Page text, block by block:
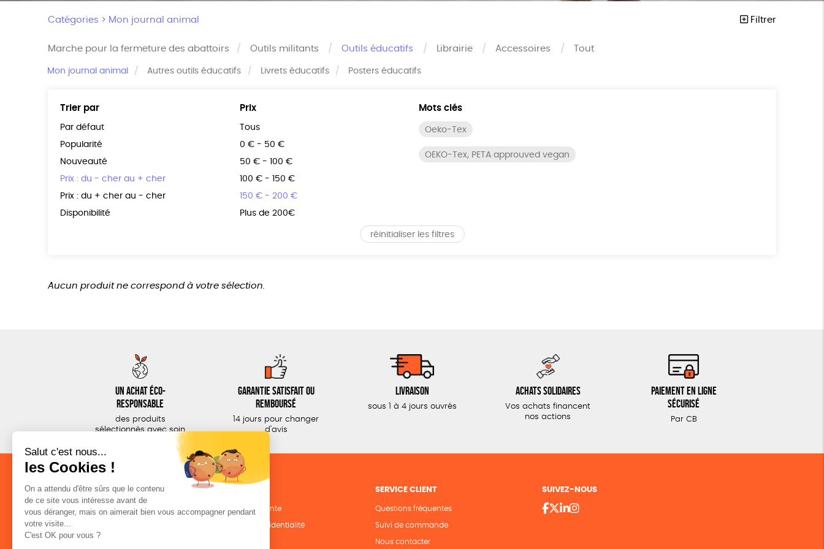
Catégories > Mon journal animal Filtrer
Marche pour la fermeture des abattoirs Outils militants Outils éducatifs
Mon journal animal Autres outils éducatifs Livrets éducatifs Posters éducatifs
Librairie Accessoires Tout
Trier par
Par défaut
Popularité
Nouveauté
Prix : du - cher au + cher
Prix : du + cher au - cher
Disponibilité
Prix
Tous
0 € - 50 €
50 € - 100 €
100 € - 150 €
150 € - 200 €
Plus de 200€
Mots clés
Oeko-Tex
OEKO-Tex, PETA approuved vegan
réinitialiser les filtres
Aucun produit ne correspond à votre sélection.
Un achat éco-
responsable
des produits
sélectionnés avec soin
Garantie satisfait ou
remboursé
14 jours pour changer
d'avis
Livraison
sous 1 à 4 jours ouvrés
Achats solidaires
Vos achats financent
nos actions
Paiement en ligne
sécurisé
Par CB
NOS CATÉGORIES
Outils militants
Outils éducatifs
Librairie
LA BOUTIQUE
Conditions de vente
Politique de confidentialité
SERVICE CLIENT
Questions fréquentes
Suivi de commande
Nous contacter
SUIVEZ-NOUS